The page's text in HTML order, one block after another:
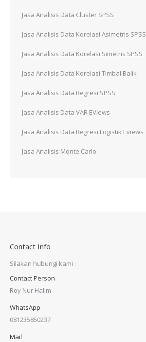
Jasa Analisis Data Cluster SPSS
Jasa Analisis Data Korelasi Asimetris SPSS
Jasa Analisis Data Korelasi Simetris SPSS
Jasa Analisis Data Korelasi Timbal Balik
Jasa Analisis Data Regresi SPSS
Jasa Analisis Data VAR EViews
Jasa Analisis Data Regresi Logistik Eviews
Jasa Analisis Monte Carlo
Contact Info
Silakan hubungi kami :
Contact Person
Roy Nur Halim
WhatsApp
081235850237
Mail